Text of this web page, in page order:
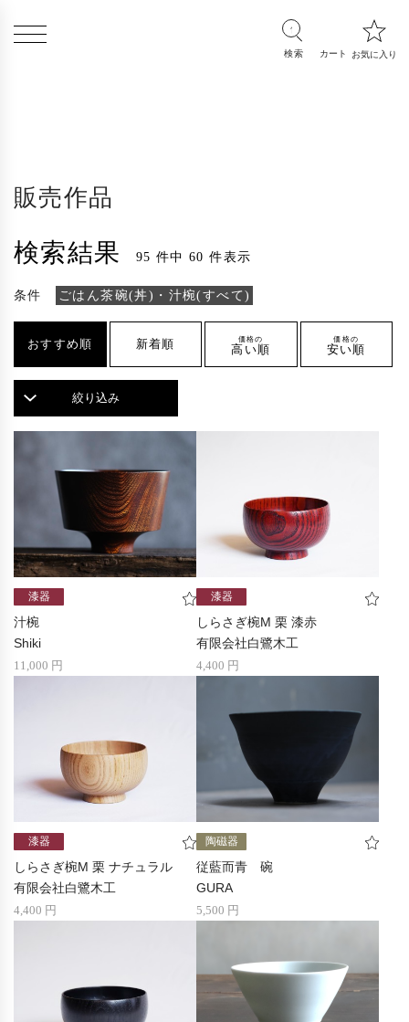
販売作品
検索結果 95 件中 60 件表示
条件 ごはん茶碗(丼)・汁椀(すべて)
おすすめ順 新着順 価格の
高い順
価格の
安い順
絞り込み
漆器
汁椀
Shiki
11,000 円
漆器
しらさぎ椀M 栗 漆赤
有限会社白鷺木工
4,400 円
漆器
しらさぎ椀M 栗 ナチュラル
有限会社白鷺木工
4,400 円
陶磁器
従藍而青 碗
GURA
5,500 円